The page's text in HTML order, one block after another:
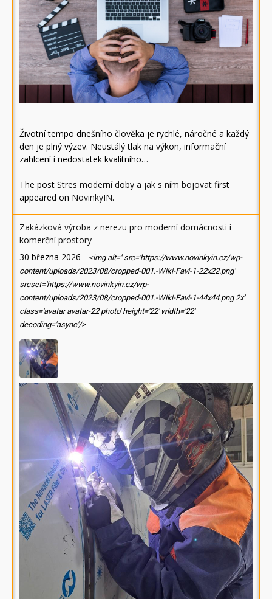
Životní tempo dnešního člověka je rychlé, náročné a každý
den je plný výzev. Neustálý tlak na výkon, informační
zahlcení i nedostatek kvalitního…
The post Stres moderní doby a jak s ním bojovat first
appeared on NovinkyIN.
Zakázková výroba z nerezu pro moderní domácnosti i
komerční prostory
30 března 2026 - <img alt='' src='https://www.novinkyin.cz/wp-
content/uploads/2023/08/cropped-001.-Wiki-Favi-1-22x22.png'
srcset='https://www.novinkyin.cz/wp-
content/uploads/2023/08/cropped-001.-Wiki-Favi-1-44x44.png 2x'
class='avatar avatar-22 photo' height='22' width='22'
decoding='async'/>